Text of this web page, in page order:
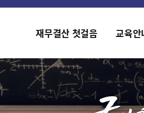
홈페이지가 새롭
재무결산 첫걸음 교육안